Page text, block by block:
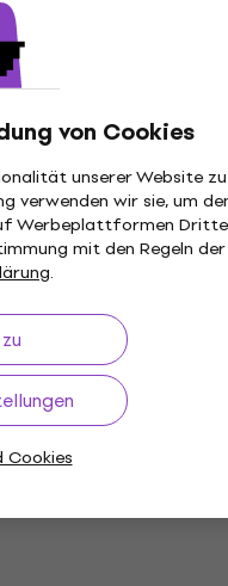
von Cookies
unserer Website zu
verwenden wir sie, um
Werbeplattformen
mit den Regeln der
.